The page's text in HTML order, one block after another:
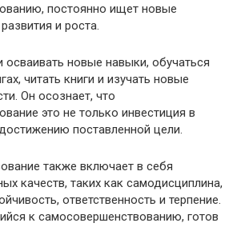
постоянно ищет новые
и роста.
осваивать новые навыки, обучаться
читать книги и изучать новые
Он осознает, что
это не только инвестиция в
поставленной цели.
также включает в себя
качеств, таких как самодисциплина,
ответственность и терпение.
к самосовершенствованию, готов